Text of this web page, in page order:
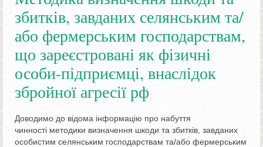
збитків, завданих селянським та/
або фермерським господарствам,
що зареєстровані як фізичні
особи-підприємці, внаслідок
збройної агресії рф
Доводимо до відома інформацію про набуття
чинності методики визначення шкоди та збитків, завданих
особистим селянським господарствам та/або фермерським